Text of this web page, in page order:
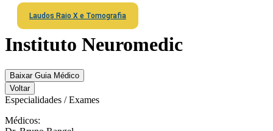
Laudos Raio X e Tomografia
Instituto Neuromedic
Baixar Guia Médico
Voltar
Especialidades / Exames
Médicos: